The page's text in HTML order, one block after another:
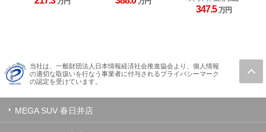
347.5 万円
当社は、一般財団法人日本情報経済社会推進協会より、個人情報
の適切な取扱いを行なう事業者に付与されるプライバシーマーク
の認定を受けています。
MEGA SUV 春日井店